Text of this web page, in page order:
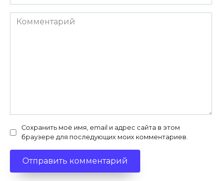
Комментарий
Сохранить моё имя, email и адрес сайта в этом
браузере для последующих моих комментариев.